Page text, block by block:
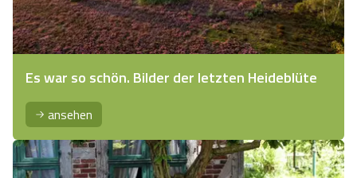
Es war so schön. Bilder der letzten Heideblüte
ansehen